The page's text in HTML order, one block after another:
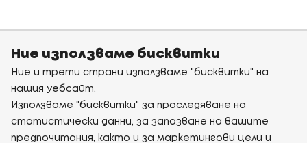
Ние използваме бисквитки
Ние и трети страни използваме "бисквитки" на
нашия уебсайт.
Използваме "бисквитки" за проследяване на
статистически данни, за запазване на вашите
предпочитания, както и за маркетингови цели и